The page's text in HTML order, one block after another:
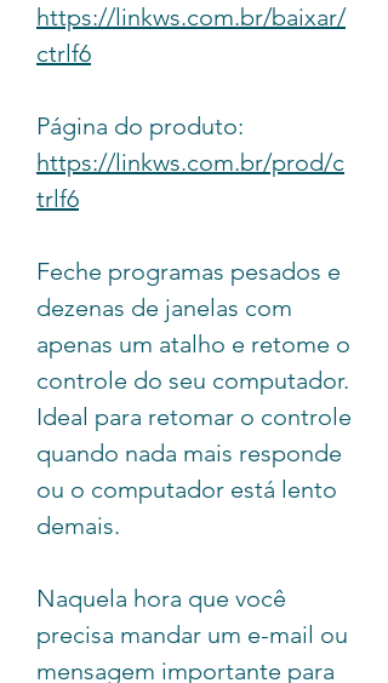
https://linkws.com.br/baixar/
ctrlf6
Página do produto:
https://linkws.com.br/prod/c
trlf6
Feche programas pesados e
dezenas de janelas com
apenas um atalho e retome o
controle do seu computador.
Ideal para retomar o controle
quando nada mais responde
ou o computador está lento
demais.
Naquela hora que você
precisa mandar um e-mail ou
mensagem importante para